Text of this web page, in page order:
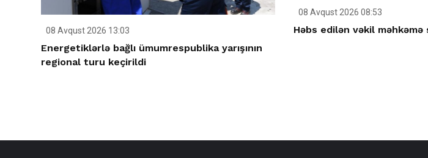
08 Avqust 2026 13:03
Energetiklərlə bağlı ümumrespublika yarışının
regional turu keçirildi
08 Avqust 2026 08:53
Həbs edilən vəkil məhkəmə